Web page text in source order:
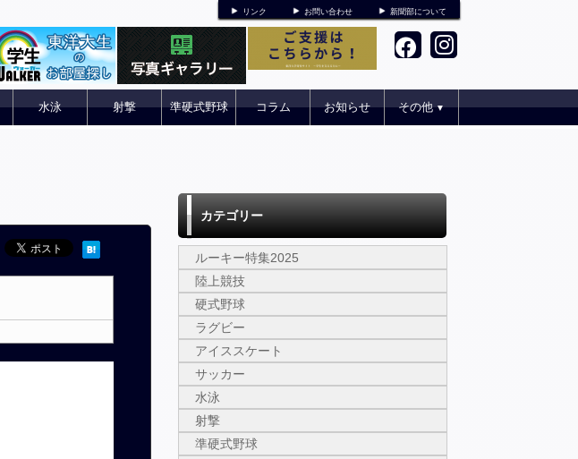
リンク お問い合わせ 新聞部について
水泳 射撃 準硬式野球 コラム お知らせ その他▼
カテゴリー
ルーキー特集2025
陸上競技
硬式野球
ラグビー
アイススケート
サッカー
水泳
射撃
準硬式野球